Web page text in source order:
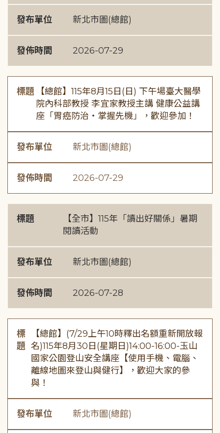
發布單位 新北市圖(總館)
發佈時間 2026-07-29
標題
【總館】115年8月15日(日) 下午場臺大醫學
院內科部教授 李宜家教授主講 健康公益講
座「胃癌防治・掌握先機」，歡迎參加！
發布單位 新北市圖(總館)
發佈時間 2026-07-29
標題
【全市】115年「讀出好關係」暑期
閱讀活動
發布單位 新北市圖(總館)
發佈時間 2026-07-28
標
題
【總館】(7/29上午10時釋出名額重新開放報
名)115年8月30日(星期日)14:00-16:00-玉山
國家公園登山安全講座【使用手機、電腦、
離線地圖來登山與健行】，歡迎大家的參
與！
發布單位 新北市圖(總館)